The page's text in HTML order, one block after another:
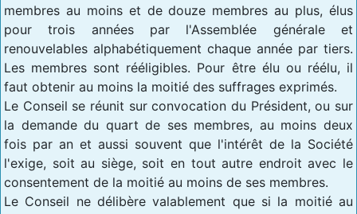
membres au moins et de douze membres au plus, élus
pour trois années par l'Assemblée générale et
renouvelables alphabétiquement chaque année par tiers.
Les membres sont rééligibles. Pour être élu ou réélu, il
faut obtenir au moins la moitié des suffrages exprimés.
Le Conseil se réunit sur convocation du Président, ou sur
la demande du quart de ses membres, au moins deux
fois par an et aussi souvent que l'intérêt de la Société
l'exige, soit au siège, soit en tout autre endroit avec le
consentement de la moitié au moins de ses membres.
Le Conseil ne délibère valablement que si la moitié au